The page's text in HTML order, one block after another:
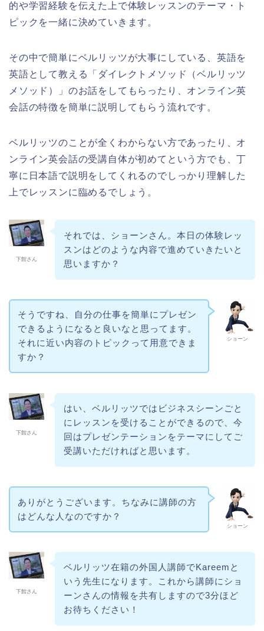
的や学習経験を伝えた上で体験レッスンのテーマ・ト
ピックを一緒に決めていきます。
その中で簡単にベルリッツが大事にしている、英語を
英語として教える「ダイレクトメソッド（ベルリッツ
メソッド）」のお話をしてもらったり、オンライン英
会話の特徴を簡単に説明してもらう流れです。
ベルリッツのことが全くわからない方であったり、オ
ンライン英会話の受講自体が初めてという方でも、丁
寧に日本語で説明をしてくれるのでしっかり理解した
上でレッスンに臨めるでしょう。
下館さん
それでは、ショーンさん。本日の体験レッ
スンはどのような内容で進めていきたいと
思いますか？
ショーン
そうですね、自分の仕事を簡単にプレゼン
できるようになると良いなと思ってます。
それに近い内容のトピックって用意できま
すか？
下館さん
はい、ベルリッツではビジネスシーンごと
にレッスンを受けることができるので、今
回はプレゼンテーションをテーマにしてご
受講いただければと思います。
ショーン
ありがとうございます。ちなみに講師の方
はどんな人なのですか？
下館さん
ベルリッツ在籍の外国人講師でKareemと
いう先生になります。これから講師にショ
ーンさんの情報を共有しますので3分ほど
お待ちください！